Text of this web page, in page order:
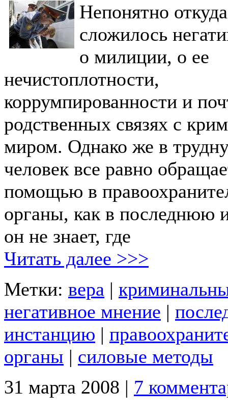
Непонятно
сложилось
о милиции, о ее
нечистоплотности,
коррумпированности и
родственных связях с
миром. Однако же в
человек все равно
помощью в
органы, как в последнюю
он не знает, где
Читать далее >>>
Метки: вера |
негативное мнение |
инстанцию |
органы | силовые методы
31 марта 2008 | 7